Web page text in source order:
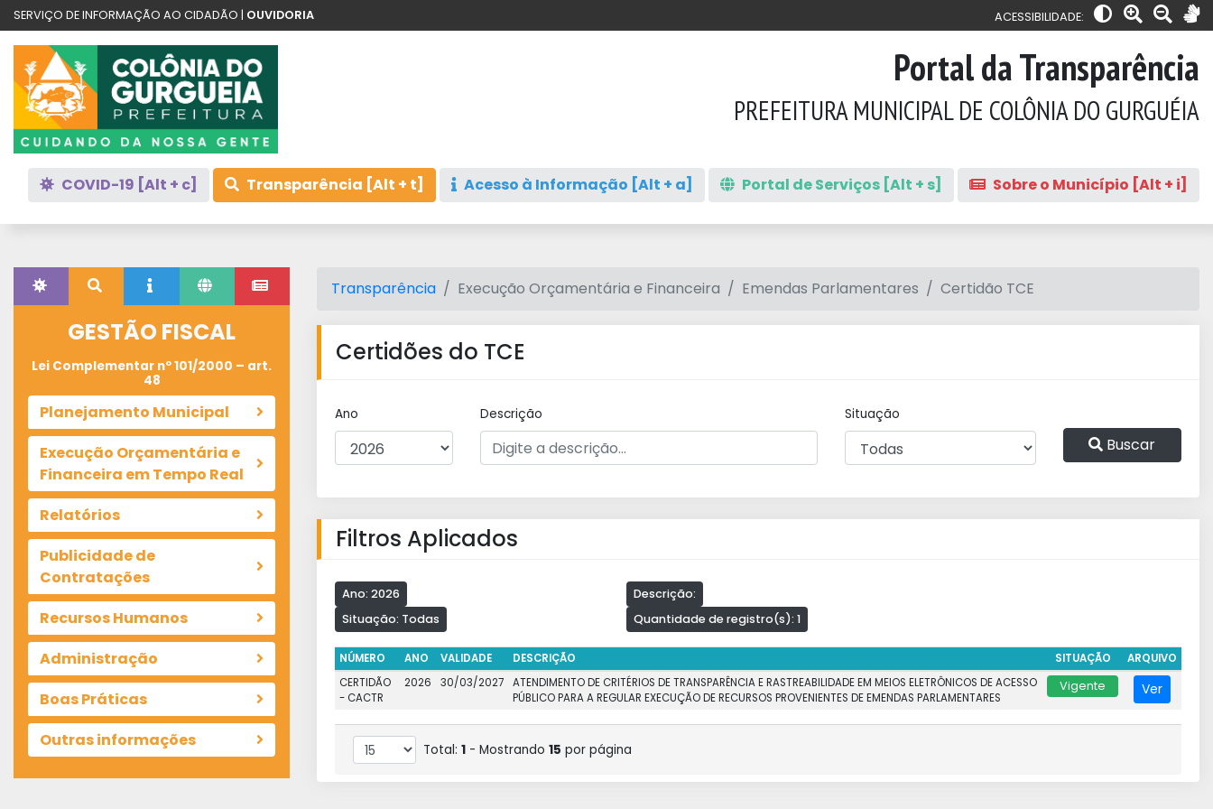
SERVIÇO DE INFORMAÇÃO AO CIDADÃO | OUVIDORIA ACESSIBILIDADE:
Portal da Transparência
PREFEITURA MUNICIPAL DE COLÔNIA DO GURGUÉIA
COVID-19 [Alt + c] Transparência [Alt + t] Acesso à Informação [Alt + a] Portal de Serviços [Alt + s] Sobre o Município [Alt + i]
GESTÃO FISCAL
Lei Complementar nº 101/2000 – art.
48
Planejamento Municipal
Execução Orçamentária e
Financeira em Tempo Real
Relatórios
Publicidade de
Contratações
Recursos Humanos
Administração
Boas Práticas
Outras informações
Transparência Execução Orçamentária e Financeira Emendas Parlamentares Certidão TCE
Certidões do TCE
Ano Descrição Situação
Buscar
Filtros Aplicados
Ano: 2026
Situação: Todas
Descrição:
Quantidade de registro(s): 1
NÚMERO ANO VALIDADE DESCRIÇÃO SITUAÇÃO
ARQUIVO
CERTIDÃO
- CACTR
2026 30/03/2027
ATENDIMENTO DE CRITÉRIOS DE TRANSPARÊNCIA E RASTREABILIDADE EM MEIOS ELETRÔNICOS DE ACESSO
PÚBLICO PARA A REGULAR EXECUÇÃO DE RECURSOS PROVENIENTES DE EMENDAS PARLAMENTARES
Vigente Ver
Total: 1 - Mostrando 15 por página